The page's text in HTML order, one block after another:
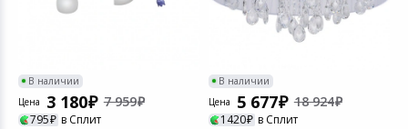
В наличии
Цена
3 180 7 959
795 в Сплит
В наличии
Цена
5 677 18 924
1420 в Сплит